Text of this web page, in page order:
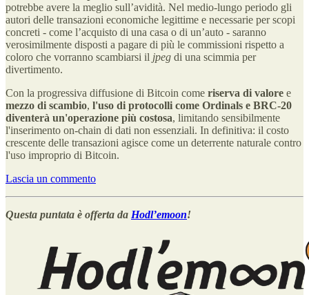
potrebbe avere la meglio sull’avidità. Nel medio-lungo periodo gli
autori delle transazioni economiche legittime e necessarie per scopi
concreti - come l’acquisto di una casa o di un’auto - saranno
verosimilmente disposti a pagare di più le commissioni rispetto a
coloro che vorranno scambiarsi il jpeg di una scimmia per
divertimento.
Con la progressiva diffusione di Bitcoin come riserva di valore e
mezzo di scambio, l'uso di protocolli come Ordinals e BRC-20
diventerà un'operazione più costosa, limitando sensibilmente
l'inserimento on-chain di dati non essenziali. In definitiva: il costo
crescente delle transazioni agisce come un deterrente naturale contro
l'uso improprio di Bitcoin.
Lascia un commento
Questa puntata è offerta da Hodl’emoon!